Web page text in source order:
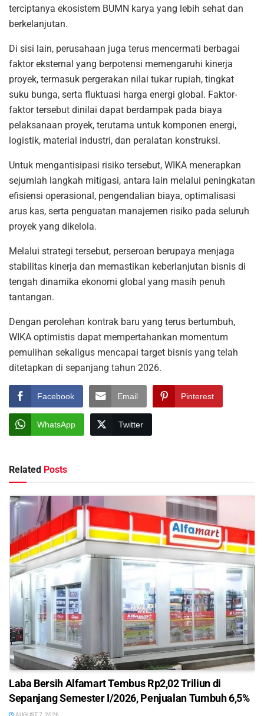
terciptanya ekosistem BUMN karya yang lebih sehat dan
berkelanjutan.
Di sisi lain, perusahaan juga terus mencermati berbagai
faktor eksternal yang berpotensi memengaruhi kinerja
proyek, termasuk pergerakan nilai tukar rupiah, tingkat
suku bunga, serta fluktuasi harga energi global. Faktor-
faktor tersebut dinilai dapat berdampak pada biaya
pelaksanaan proyek, terutama untuk komponen energi,
logistik, material industri, dan peralatan konstruksi.
Untuk mengantisipasi risiko tersebut, WIKA menerapkan
sejumlah langkah mitigasi, antara lain melalui peningkatan
efisiensi operasional, pengendalian biaya, optimalisasi
arus kas, serta penguatan manajemen risiko pada seluruh
proyek yang dikelola.
Melalui strategi tersebut, perseroan berupaya menjaga
stabilitas kinerja dan memastikan keberlanjutan bisnis di
tengah dinamika ekonomi global yang masih penuh
tantangan.
Dengan perolehan kontrak baru yang terus bertumbuh,
WIKA optimistis dapat mempertahankan momentum
pemulihan sekaligus mencapai target bisnis yang telah
ditetapkan di sepanjang tahun 2026.
Facebook Email Pinterest
WhatsApp Twitter
Related Posts
Laba Bersih Alfamart Tembus Rp2,02 Triliun di
Sepanjang Semester I/2026, Penjualan Tumbuh 6,5%
AUGUST 7, 2026